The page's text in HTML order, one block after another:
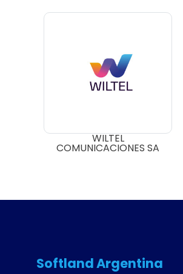
WILTEL
COMUNICACIONES SA
Softland Argentina